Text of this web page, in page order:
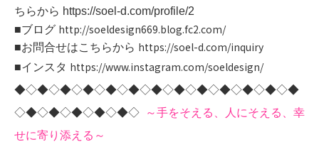
ちらから https://soel-d.com/profile/2
■ブログ http://soeldesign669.blog.fc2.com/
■お問合せはこちらから https://soel-d.com/inquiry
■インスタ https://www.instagram.com/soeldesign/
◆◇◆◇◆◇◆◇◆◇◆◇◆◇◆◇◆◇◆◇◆◇◆◇◆
◇◆◇◆◇◆◇◆◇◆◇
～手をそえる、人にそえる、幸
せに寄り添える～